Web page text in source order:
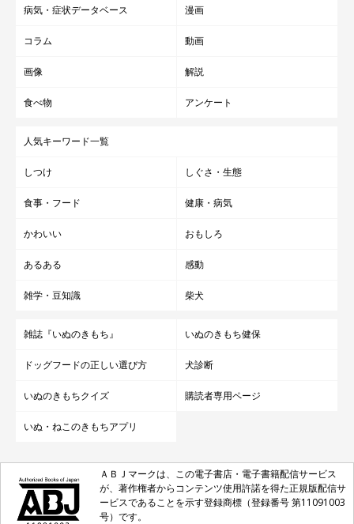
病気・症状データベース 漫画
コラム 動画
画像 解説
食べ物 アンケート
人気キーワード一覧
しつけ しぐさ・生態
食事・フード 健康・病気
かわいい おもしろ
あるある 感動
雑学・豆知識 柴犬
雑誌『いぬのきもち』 いぬのきもち健保
ドッグフードの正しい選び方 犬診断
いぬのきもちクイズ 購読者専用ページ
いぬ・ねこのきもちアプリ
ＡＢＪマークは、この電子書店・電子書籍配信サービス
が、著作権者からコンテンツ使用許諾を得た正規版配信サ
ービスであることを示す登録商標（登録番号 第11091003
号）です。